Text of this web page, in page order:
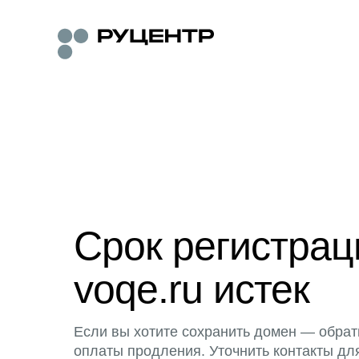
Срок
voqe.ru истек
Если вы хотите сохранить домен —
оплаты продления. Уточнить контакты